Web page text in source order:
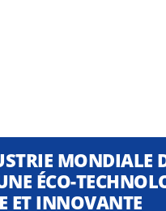
MONDIALE
ÉCO-
ET INNOVANTE